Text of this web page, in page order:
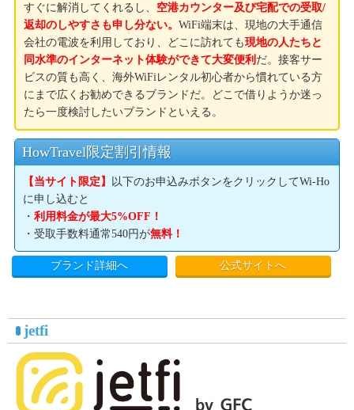
すぐに解消してくれるし、 空港カウンター及び宅配での受取/
返却のしやすさも申し分ない。WiFi端末は、現地の大手通信
会社の電波を利用しており、どこに訪れても現地の人たちと
同水準のインターネット体験ができて大変便利 だ。接客サー
ビスの質も高く、海外WiFiレンタル初心者から慣れている方
にまで広くお勧めできるブランドだ。どこで借りようか迷っ
たら一度検討したいブランドといえる。
HowTravel限定割引情報
【当サイト限定】
以下のお申込みボタンをクリックしてWi-Ho
に申し込むと
・利用料金が最大5%OFF！
・受取手数料通常540円が無料！
ブランド詳細へ 公式サイトへ
jetfi